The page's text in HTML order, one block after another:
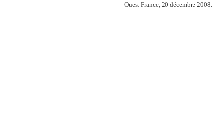
Ouest France, 20 décembre 2008.